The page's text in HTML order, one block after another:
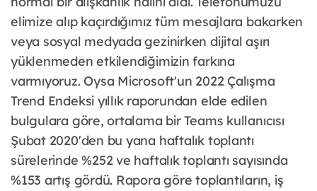
elimize alıp kaçırdığımız tüm mesajlara bakarken
veya sosyal medyada gezinirken dijital aşırı
yüklenmeden etkilendiğimizin farkına
varmıyoruz. Oysa Microsoft'un 2022 Çalışma
Trend Endeksi yıllık raporundan elde edilen
bulgulara göre, ortalama bir Teams kullanıcısı
Şubat 2020'den bu yana haftalık toplantı
sürelerinde %252 ve haftalık toplantı sayısında
%153 artış gördü. Rapora göre toplantıların, iş